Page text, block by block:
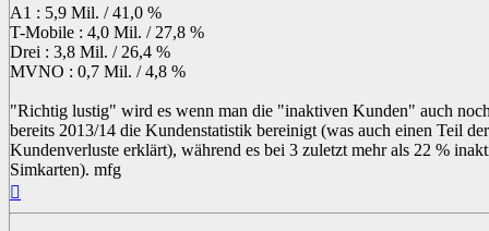
A1 : 5,9 Mil. / 41,0 %
T-Mobile : 4,0 Mil. / 27,8 %
Drei : 3,8 Mil. / 26,4 %
MVNO : 0,7 Mil. / 4,8 %
"Richtig lustig" wird es wenn man die "inaktiven Kunden" auch
bereits 2013/14 die Kundenstatistik bereinigt (was auch einen Teil
Kundenverluste erklärt), während es bei 3 zuletzt mehr als 22 %
Simkarten). mfg
oben